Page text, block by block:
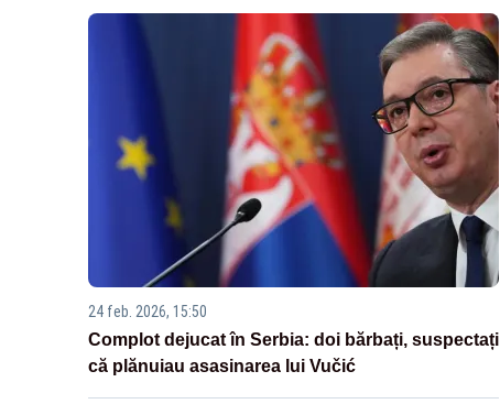
24 feb. 2026, 15:50
Complot dejucat în Serbia: doi bărbați, suspectați
că plănuiau asasinarea lui Vučić